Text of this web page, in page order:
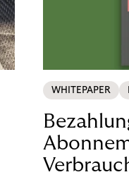
WHITEPAPER